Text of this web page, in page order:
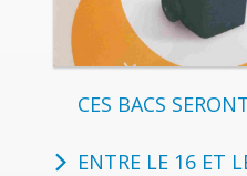
CES BACS
ENTRE LE 16 ET